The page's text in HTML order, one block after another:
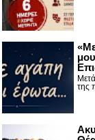
της